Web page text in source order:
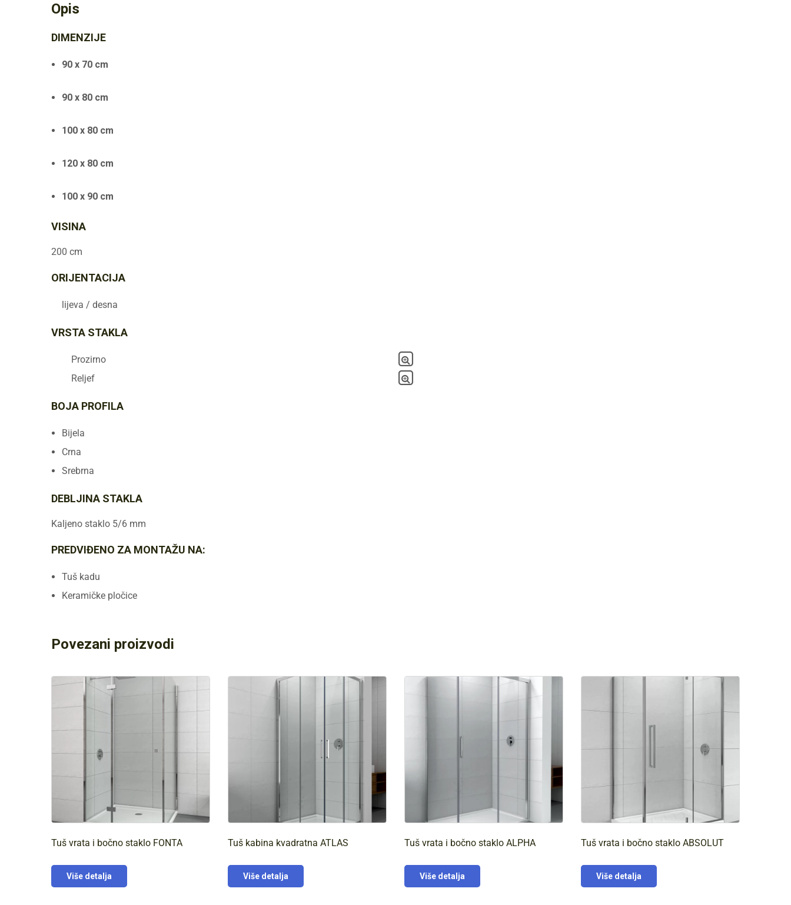
Opis
DIMENZIJE
90 x 70 cm
90 x 80 cm
100 x 80 cm
120 x 80 cm
100 x 90 cm
VISINA
200 cm
ORIJENTACIJA
lijeva / desna
VRSTA STAKLA
Prozirno
Reljef
BOJA PROFILA
Bijela
Crna
Srebrna
DEBLJINA STAKLA
Kaljeno staklo 5/6 mm
PREDVIĐENO ZA MONTAŽU NA:
Tuš kadu
Keramičke pločice
Povezani proizvodi
Tuš vrata i bočno staklo FONTA
Više detalja
Tuš kabina kvadratna ATLAS
Više detalja
Tuš vrata i bočno staklo ALPHA
Više detalja
Tuš vrata i bočno staklo ABSOLUT
Više detalja